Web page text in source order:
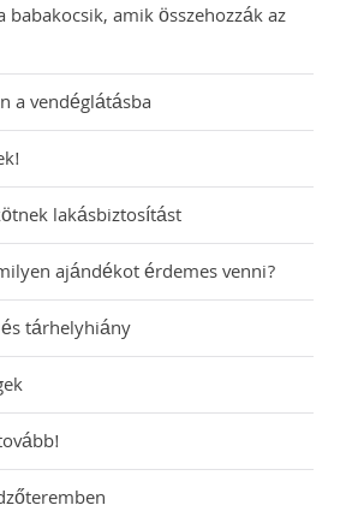
babakocsik, amik összehozzák az
a vendéglátásba
lakásbiztosítást
ajándékot érdemes venni?
tárhelyhiány